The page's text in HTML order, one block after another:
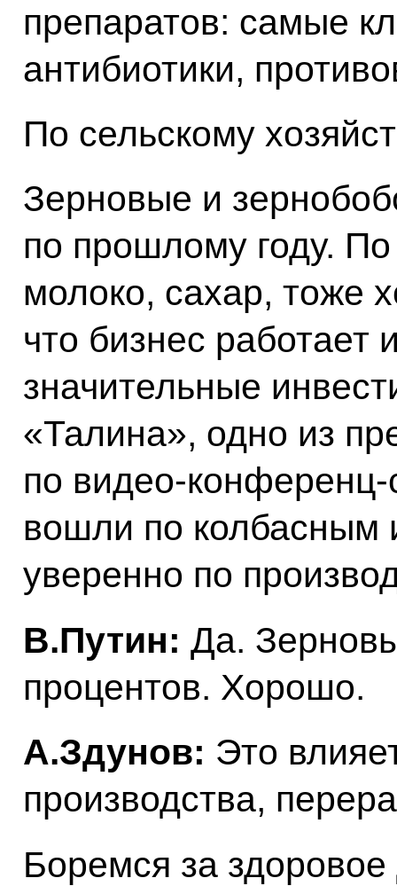
препаратов: самые
антибиотики,
По сельскому
Зерновые и
по прошлому году.
молоко, сахар, тоже
что бизнес работает
значительные
«Талина», одно из
по видео-конференц-
вошли по колбасным
уверенно по
В.Путин: Да.
процентов. Хорошо.
А.Здунов: Это
производства,
Боремся за